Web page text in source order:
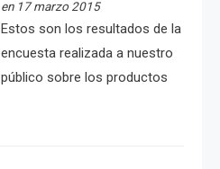
en 17 marzo 2015
Estos son los resultados de la
encuesta realizada a nuestro
público sobre los productos